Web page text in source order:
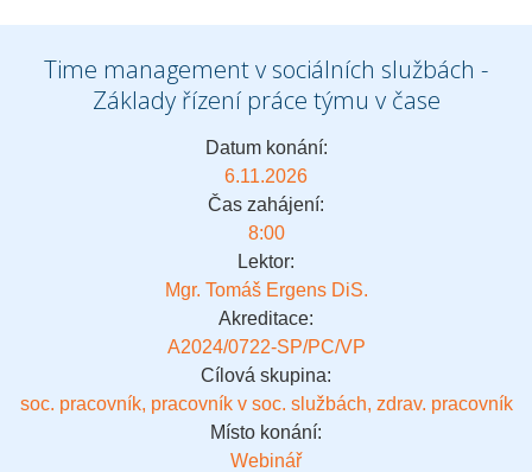
Time management v sociálních službách -
Základy řízení práce týmu v čase
Datum konání:
6.11.2026
Čas zahájení:
8:00
Lektor:
Mgr. Tomáš Ergens DiS.
Akreditace:
A2024/0722-SP/PC/VP
Cílová skupina:
soc. pracovník, pracovník v soc. službách, zdrav. pracovník
Místo konání:
Webinář